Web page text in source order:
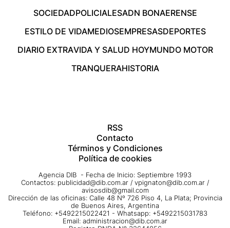
SOCIEDADPOLICIALESADN BONAERENSE
ESTILO DE VIDAMEDIOSEMPRESASDEPORTES
DIARIO EXTRAVIDA Y SALUD HOYMUNDO MOTOR
TRANQUERAHISTORIA
RSS
Contacto
Términos y Condiciones
Política de cookies
Agencia DIB - Fecha de Inicio: Septiembre 1993
Contactos: publicidad@dib.com.ar / vpignaton@dib.com.ar /
avisosdib@gmail.com
Dirección de las oficinas: Calle 48 Nº 726 Piso 4, La Plata; Provincia
de Buenos Aires, Argentina
Teléfono: +5492215022421 - Whatsapp: +5492215031783
Email: administracion@dib.com.ar